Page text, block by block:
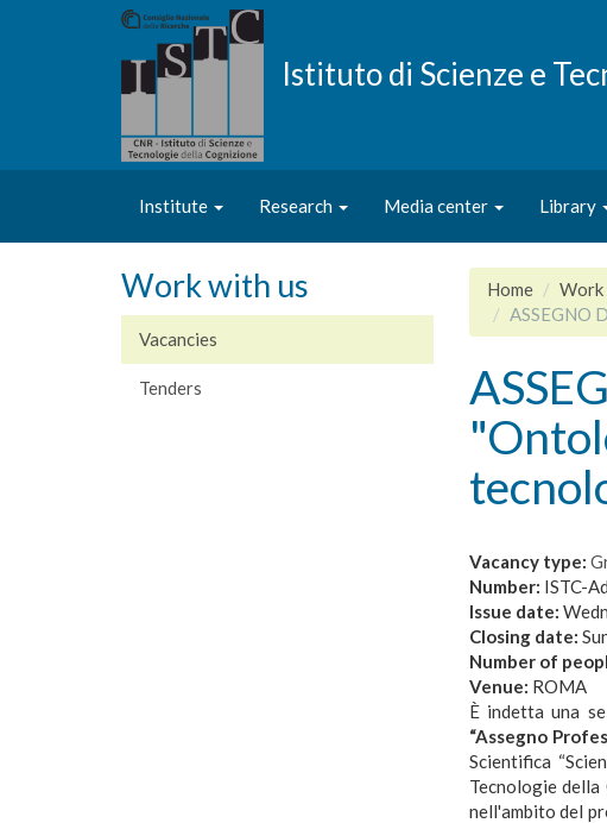
Istituto di Scienze e
Institute Research Media center Library
Work with us
Vacancies
Tenders
Home
Work
ASSEGNO
Vacancy type:
Number: ISTC-
Issue date:
Closing date:
Number of
Venue: ROMA
È indetta una
“Assegno
Scientifica
Tecnologie
nell'ambito del